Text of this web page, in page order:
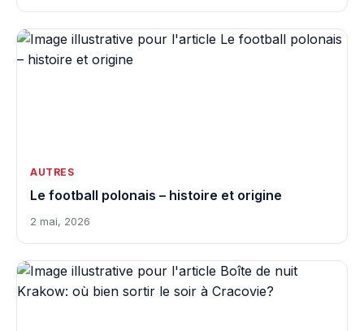
AUTRES
Le football polonais – histoire et origine
2 mai, 2026